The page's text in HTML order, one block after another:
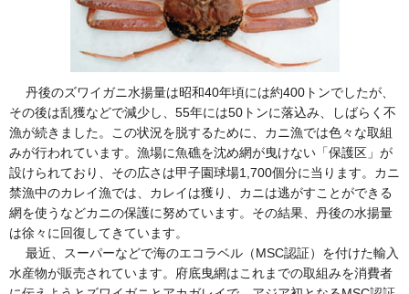
丹後のズワイガニ水揚量は昭和40年頃には約400トンでしたが、
その後は乱獲などで減少し、55年には50トンに落込み、しばらく不
漁が続きました。この状況を脱するために、カニ漁では色々な取組
みが行われています。漁場に魚礁を沈め網が曳けない「保護区」が
設けられており、その広さは甲子園球場1,700個分に当ります。カニ
禁漁中のカレイ漁では、カレイは獲り、カニは逃がすことができる
網を使うなどカニの保護に努めています。その結果、丹後の水揚量
は徐々に回復してきています。
最近、スーパーなどで海のエコラベル（MSC認証）を付けた輸入
水産物が販売されています。府底曳網はこれまでの取組みを消費者